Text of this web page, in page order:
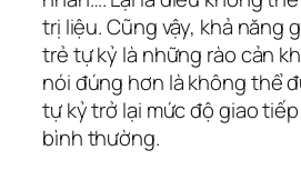
trị liệu. Cũng vậy, khả năng
trẻ tự kỷ là những rào cản
nói đúng hơn là không thể
tự kỷ trở lại mức độ giao
bình thường.